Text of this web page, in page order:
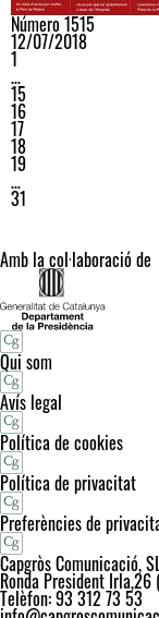
Número 1515
12/07/2018
1
…
15
16
17
18
19
…
31
Amb la col·laboració de
Qui som
Avís legal
Política de cookies
Política de privacitat
Preferències de
Capgròs Comunicació,
Ronda President
Telèfon: 93 312 73 53